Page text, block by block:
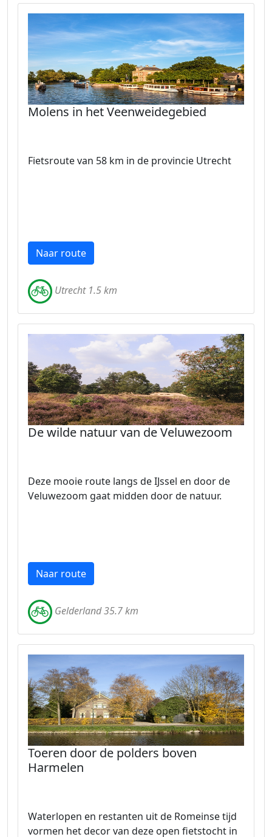
Molens in het Veenweidegebied
Fietsroute van 58 km in de provincie Utrecht
Naar route
Utrecht 1.5 km
De wilde natuur van de Veluwezoom
Deze mooie route langs de IJssel en door de
Veluwezoom gaat midden door de natuur.
Naar route
Gelderland 35.7 km
Toeren door de polders boven
Harmelen
Waterlopen en restanten uit de Romeinse tijd
vormen het decor van deze open fietstocht in